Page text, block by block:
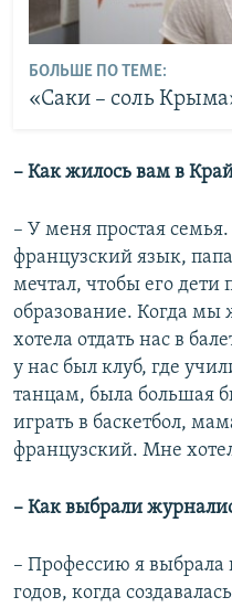
БОЛЬШЕ ПО ТЕМЕ:
«Саки – соль
– Как жилось вам в
– У меня простая
французский язык,
мечтал, чтобы его дети
образование. Когда мы
хотела отдать нас в
у нас был клуб, где
танцам, была большая
играть в баскетбол,
французский. Мне
– Как выбрали
– Профессию я выбрала
годов, когда